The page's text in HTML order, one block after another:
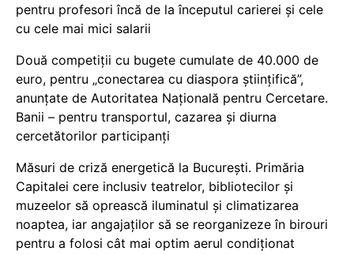
pentru profesori încă de la începutul carierei și cele
cu cele mai mici salarii
Două competiții cu bugete cumulate de 40.000 de
euro, pentru „conectarea cu diaspora științifică”,
anunțate de Autoritatea Națională pentru Cercetare.
Banii – pentru transportul, cazarea și diurna
cercetătorilor participanți
Măsuri de criză energetică la București. Primăria
Capitalei cere inclusiv teatrelor, bibliotecilor și
muzeelor să oprească iluminatul și climatizarea
noaptea, iar angajaților să se reorganizeze în birouri
pentru a folosi cât mai optim aerul condiționat